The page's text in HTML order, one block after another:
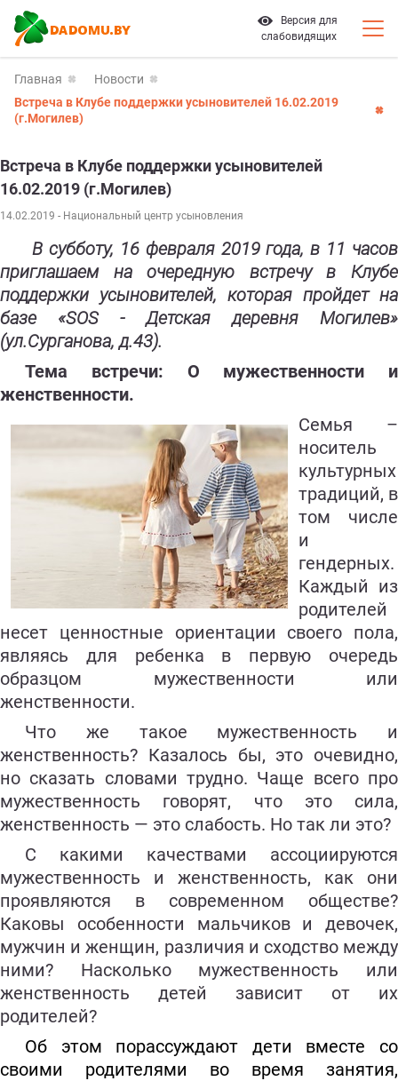
Версия для
слабовидящих
Главная
Новости
Встреча в Клубе поддержки усыновителей 16.02.2019
(г.Могилев)
Встреча в Клубе поддержки усыновителей
16.02.2019 (г.Могилев)
14.02.2019 - Национальный центр усыновления
В субботу, 16 февраля 2019 года, в 11 часов
приглашаем на очередную встречу в Клубе
поддержки усыновителей, которая пройдет на
базе «SOS - Детская деревня Могилев»
(ул.Сурганова, д.43).
Тема встречи: О мужественности и
женственности.
Семья –
носитель
культурных
традиций, в
том числе
и
гендерных.
Каждый из
родителей
несет ценностные ориентации своего пола,
являясь для ребенка в первую очередь
образцом мужественности или
женственности.
Что же такое мужественность и
женственность? Казалось бы, это очевидно,
но сказать словами трудно. Чаще всего про
мужественность говорят, что это сила,
женственность — это слабость. Но так ли это?
С какими качествами ассоциируются
мужественность и женственность, как они
проявляются в современном обществе?
Каковы особенности мальчиков и девочек,
мужчин и женщин, различия и сходство между
ними? Насколько мужественность или
женственность детей зависит от их
родителей?
Об этом порассуждают дети вместе со
своими родителями во время занятия,